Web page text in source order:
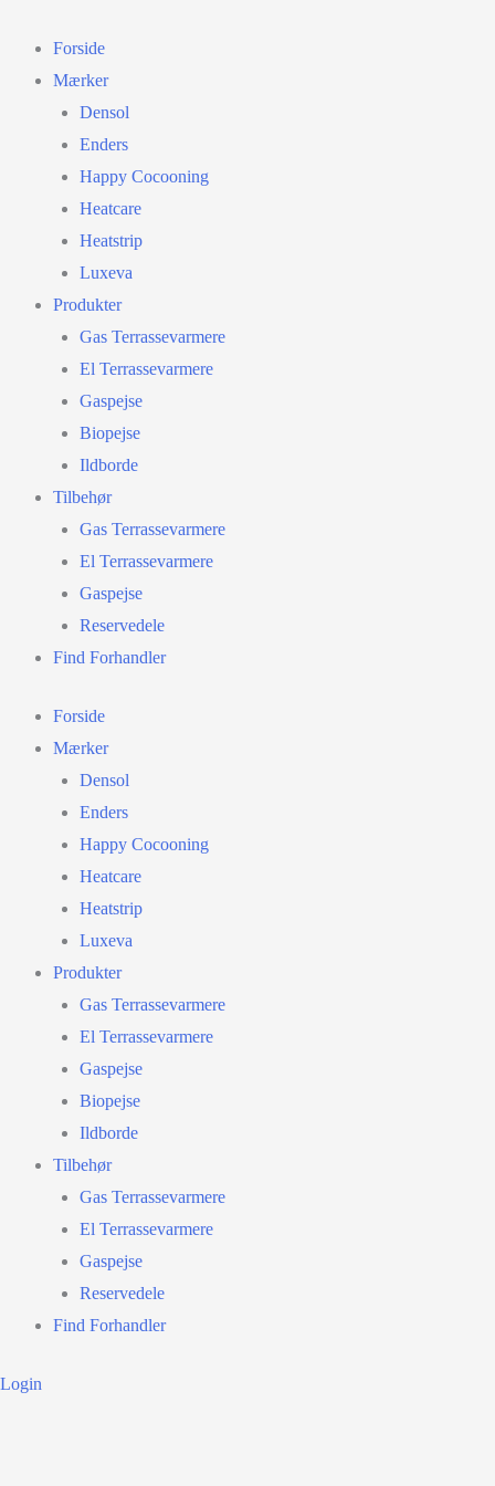
indholdet
Forside
Mærker
Densol
Enders
Happy Cocooning
Heatcare
Heatstrip
Luxeva
Produkter
Gas Terrassevarmere
El Terrassevarmere
Gaspejse
Biopejse
Ildborde
Tilbehør
Gas Terrassevarmere
El Terrassevarmere
Gaspejse
Reservedele
Find Forhandler
Forside
Mærker
Densol
Enders
Happy Cocooning
Heatcare
Heatstrip
Luxeva
Produkter
Gas Terrassevarmere
El Terrassevarmere
Gaspejse
Biopejse
Ildborde
Tilbehør
Gas Terrassevarmere
El Terrassevarmere
Gaspejse
Reservedele
Find Forhandler
Login